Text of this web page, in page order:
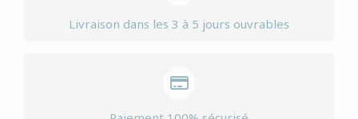
Livraison dans les 3 à 5 jours ouvrables